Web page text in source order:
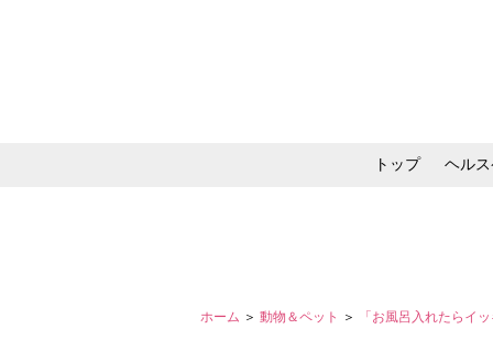
トップ ヘル
ホーム ＞ 動物＆ペット ＞ 「お風呂入れたらイ